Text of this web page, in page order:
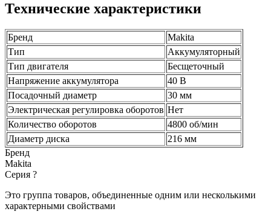
Технические характеристики
Бренд
Makita
Тип
Аккумуляторный
Тип двигателя
Бесщеточный
Напряжение аккумулятора
40 В
Посадочный диаметр
30 мм
Электрическая регулировка оборотов Нет
Количество оборотов
4800 об/мин
Диаметр диска
216 мм
Бренд
Makita
Серия ?
Это группа товаров, объединенные одним или несколькими
характерными свойствами